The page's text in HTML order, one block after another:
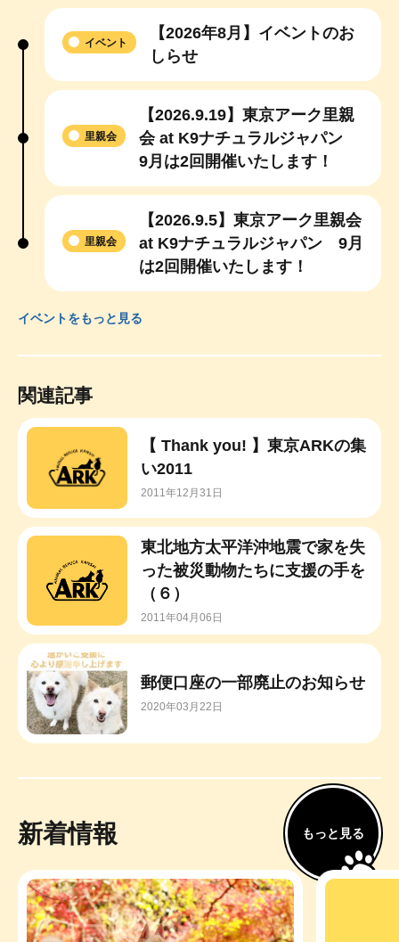
【2026年8月】イベントのお
しらせ
イベント
【2026.9.19】東京アーク里親
会 at K9ナチュラルジャパン
9月は2回開催いたします！
里親会
【2026.9.5】東京アーク里親会
at K9ナチュラルジャパン 9月
は2回開催いたします！
里親会
イベントをもっと見る
関連記事
【 Thank you! 】東京ARKの集
い2011
2011年12月31日
東北地方太平洋沖地震で家を失
った被災動物たちに支援の手を
（６）
2011年04月06日
郵便口座の一部廃止のお知らせ
2020年03月22日
新着情報 もっと見る